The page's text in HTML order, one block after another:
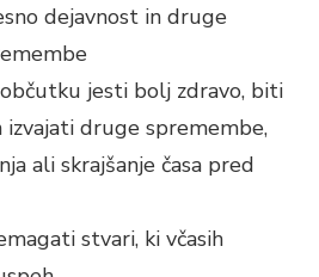
dejavnost in druge
jesti bolj zdravo, biti
druge spremembe,
ali skrajšanje časa pred
stvari, ki včasih